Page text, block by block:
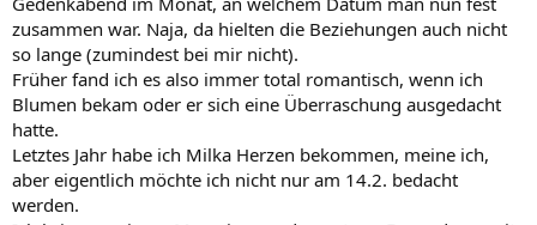
zusammen war. Naja, da hielten die Beziehungen auch nicht
so lange (zumindest bei mir nicht).
Früher fand ich es also immer total romantisch, wenn ich
Blumen bekam oder er sich eine Überraschung ausgedacht
hatte.
Letztes Jahr habe ich Milka Herzen bekommen, meine ich,
aber eigentlich möchte ich nicht nur am 14.2. bedacht
werden.